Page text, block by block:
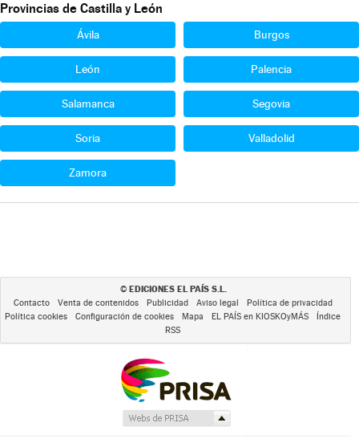
Provincias de Castilla y León
Ávila Burgos
León Palencia
Salamanca Segovia
Soria Valladolid
Zamora
© EDICIONES EL PAÍS S.L.
Contacto Venta de contenidos Publicidad Aviso legal
Política de privacidad
Política cookies
Configuración de cookies Mapa EL PAÍS en KIOSKOyMÁS
Índice
RSS